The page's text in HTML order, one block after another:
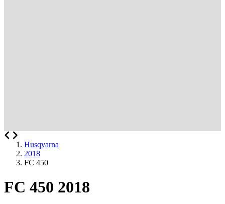
Husqvarna
2018
FC 450
FC 450 2018